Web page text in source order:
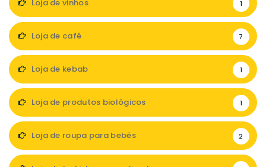
Loja de vinhos 1
Loja de café 7
Loja de kebab 1
Loja de produtos biológicos 1
Loja de roupa para bebés 2